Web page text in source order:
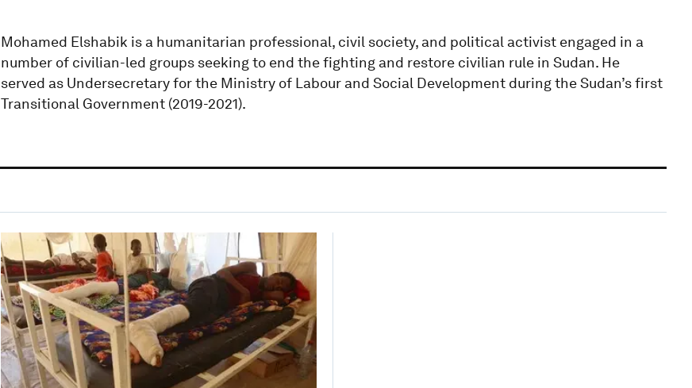
Mohamed Elshabik is a humanitarian professional, civil society, and political activist engaged in a
number of civilian-led groups seeking to end the fighting and restore civilian rule in Sudan. He
served as Undersecretary for the Ministry of Labour and Social Development during the Sudan’s first
Transitional Government (2019-2021).